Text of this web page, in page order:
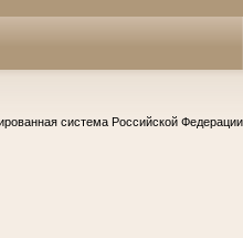
система Российской